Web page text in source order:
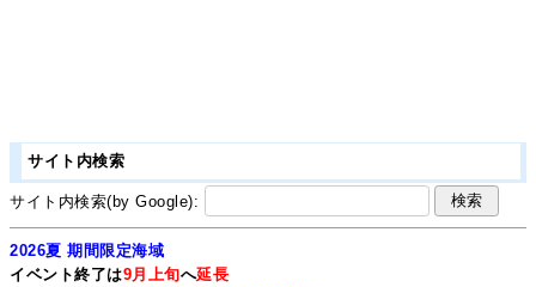
サイト内検索
サイト内検索(by Google):
2026夏 期間限定海域
イベント終了は9月上旬へ延長